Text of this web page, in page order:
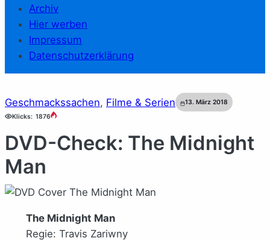
Archiv
Hier werben
Impressum
Datenschutzerklärung
Geschmackssachen, Filme & Serien
13. März 2018
Klicks: 1876
DVD-Check: The Midnight
Man
The Midnight Man
Regie: Travis Zariwny